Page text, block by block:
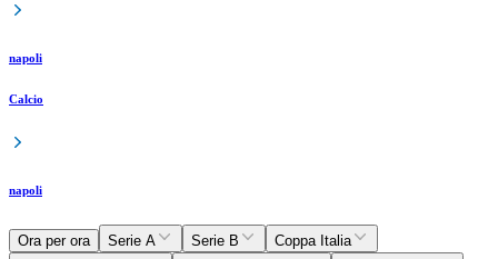
napoli
Calcio
napoli
Ora per ora Serie A Serie B
Coppa Italia